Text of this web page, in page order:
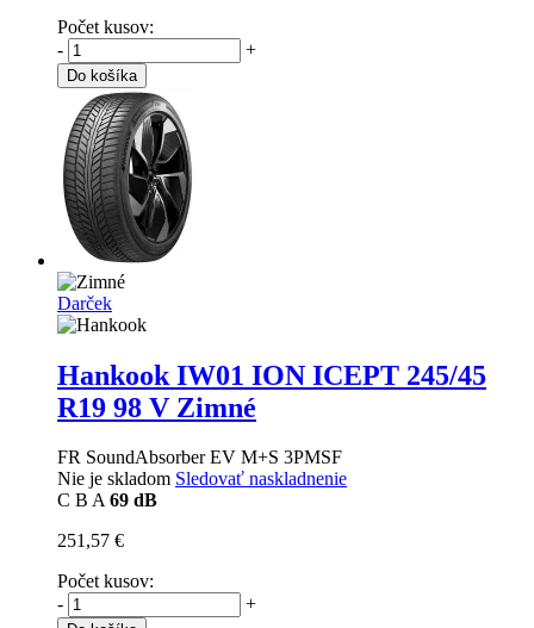
Počet kusov:
-
+
Do košíka
Darček
Hankook IW01 ION ICEPT 245/45
R19 98 V Zimné
FR SoundAbsorber EV M+S 3PMSF
Nie je skladom Sledovať naskladnenie
C B A69 dB
251,57 €
Počet kusov:
-
+